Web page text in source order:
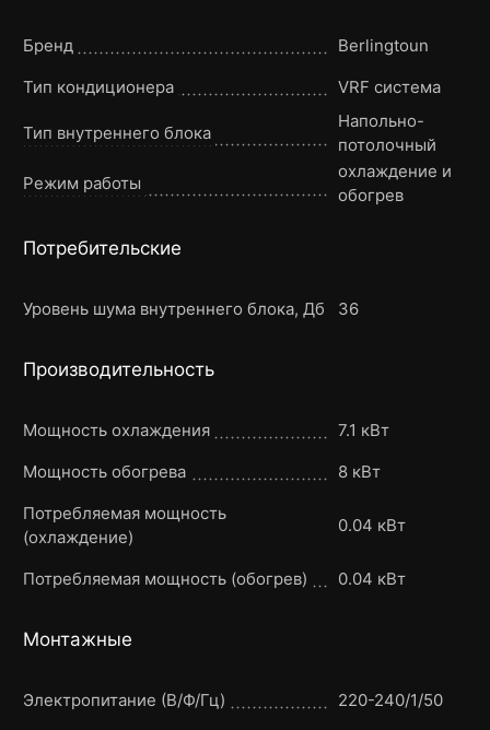
Бренд
Berlingtoun
Тип кондиционера
VRF система
Тип внутреннего блока
Напольно-
потолочный
Режим работы
охлаждение и
обогрев
Потребительские
Уровень шума внутреннего блока, Дб 36
Производительность
Мощность охлаждения
7.1 кВт
Мощность обогрева
8 кВт
Потребляемая мощность
(охлаждение)
0.04 кВт
Потребляемая мощность (обогрев) 0.04 кВт
Монтажные
Электропитание (В/Ф/Гц)
220-240/1/50